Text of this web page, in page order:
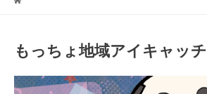
もっちょ地域アイキャッチ